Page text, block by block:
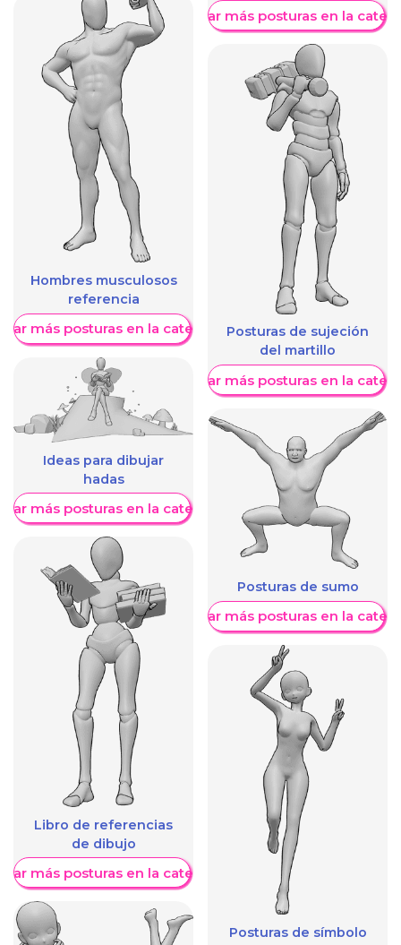
Hombres musculosos
referencia
más posturas en la categoría
Ideas para dibujar
hadas
más posturas en la categoría
Libro de referencias
de dibujo
más posturas en la categoría
Mostrar más posturas en la
Posturas de sujeción
del martillo
Mostrar más posturas en la
Posturas de sumo
Mostrar más posturas en la
Posturas de símbolo